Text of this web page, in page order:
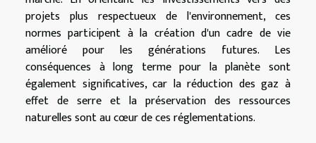
projets plus respectueux de l'environnement, ces
normes participent à la création d'un cadre de vie
amélioré pour les générations futures. Les
conséquences à long terme pour la planète sont
également significatives, car la réduction des gaz à
effet de serre et la préservation des ressources
naturelles sont au cœur de ces réglementations.